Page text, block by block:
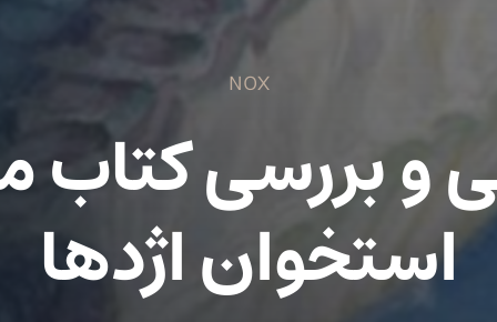
NOX
و بررسی
استخوان اژدها